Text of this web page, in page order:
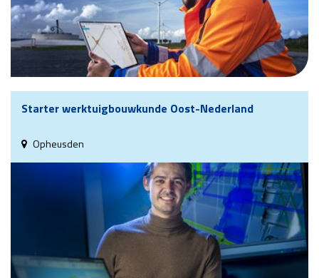
Starter werktuigbouwkunde Oost-Nederland
Opheusden